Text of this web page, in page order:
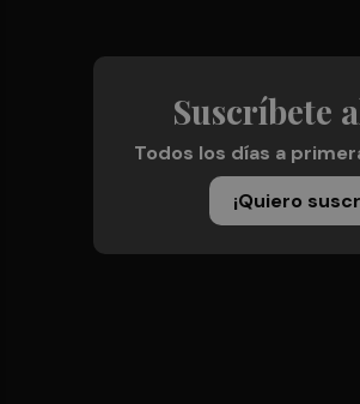
Suscríbete
Todos los días a
¡Quiero